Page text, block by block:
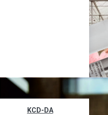
KCD-DA